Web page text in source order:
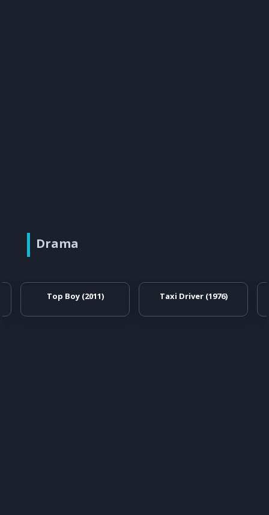
Drama
Top Boy (2011) Taxi Driver (1976)